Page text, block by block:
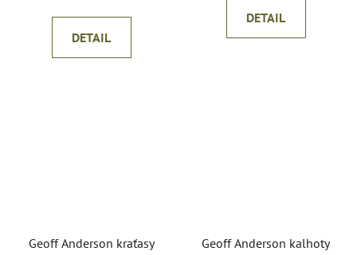
DETAIL
DETAIL
Geoff Anderson kraťasy
Geoff Anderson kalhoty